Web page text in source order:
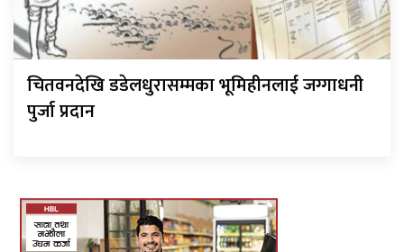
चितवनदेखि डडेलधुरासम्मका भूमिहीनलाई जग्गाधनी
पुर्जा प्रदान